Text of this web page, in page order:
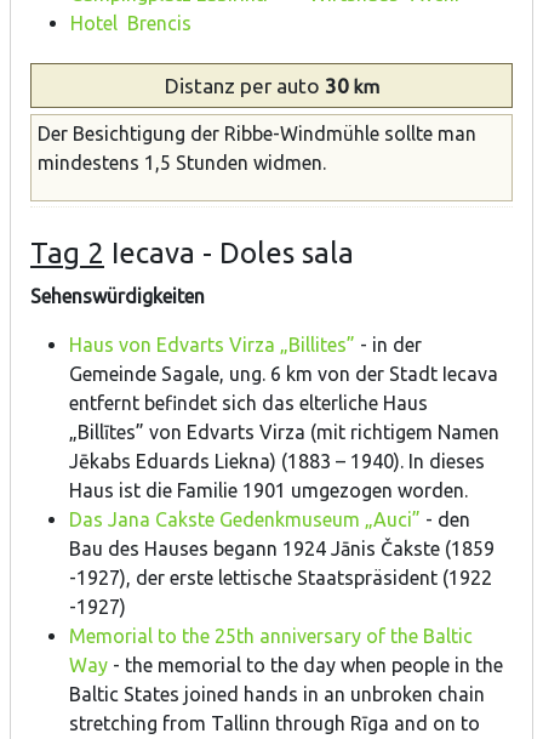
Hotel Brencis
Distanz per auto 30km
Der Besichtigung der Ribbe-Windmühle sollte man
mindestens 1,5 Stunden widmen.
Tag 2 Iecava - Doles sala
Sehenswürdigkeiten
Haus von Edvarts Virza „Billites” - in der
Gemeinde Sagale, ung. 6 km von der Stadt Iecava
entfernt befindet sich das elterliche Haus
„Billītes” von Edvarts Virza (mit richtigem Namen
Jēkabs Eduards Liekna) (1883 – 1940). In dieses
Haus ist die Familie 1901 umgezogen worden.
Das Jana Cakste Gedenkmuseum „Auci” - den
Bau des Hauses begann 1924 Jānis Čakste (1859
-1927), der erste lettische Staatspräsident (1922
-1927)
Memorial to the 25th anniversary of the Baltic
Way - the memorial to the day when people in the
Baltic States joined hands in an unbroken chain
stretching from Tallinn through Rīga and on to